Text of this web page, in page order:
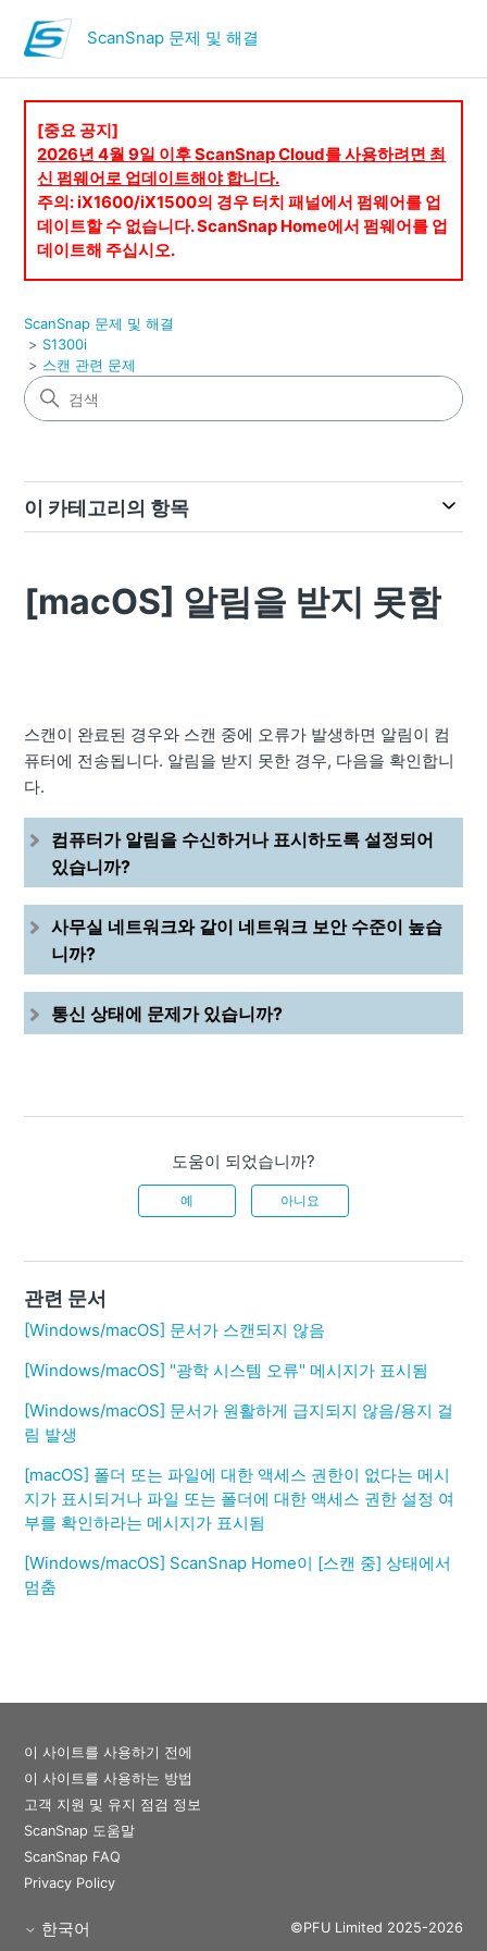
ScanSnap 문제 및 해결
[중요 공지]
2026년 4월 9일 이후 ScanSnap Cloud를 사용하려면 최
신 펌웨어로 업데이트해야 합니다.
주의: iX1600/iX1500의 경우 터치 패널에서 펌웨어를 업
데이트할 수 없습니다. ScanSnap Home에서 펌웨어를 업
데이트해 주십시오.
ScanSnap 문제 및 해결
S1300i
스캔 관련 문제
이 카테고리의 항목
[macOS] 알림을 받지 못함
스캔이 완료된 경우와 스캔 중에 오류가 발생하면 알림이 컴
퓨터에 전송됩니다. 알림을 받지 못한 경우, 다음을 확인합니
다.
컴퓨터가 알림을 수신하거나 표시하도록 설정되어
있습니까?
사무실 네트워크와 같이 네트워크 보안 수준이 높습
니까?
통신 상태에 문제가 있습니까?
도움이 되었습니까?
예 아니요
관련 문서
[Windows/macOS] 문서가 스캔되지 않음
[Windows/macOS] "광학 시스템 오류" 메시지가 표시됨
[Windows/macOS] 문서가 원활하게 급지되지 않음/용지 걸
림 발생
[macOS] 폴더 또는 파일에 대한 액세스 권한이 없다는 메시
지가 표시되거나 파일 또는 폴더에 대한 액세스 권한 설정 여
부를 확인하라는 메시지가 표시됨
[Windows/macOS] ScanSnap Home이 [스캔 중] 상태에서
멈춤
이 사이트를 사용하기 전에
이 사이트를 사용하는 방법
고객 지원 및 유지 점검 정보
ScanSnap 도움말
ScanSnap FAQ
Privacy Policy
한국어 ©PFU Limited 2025-2026